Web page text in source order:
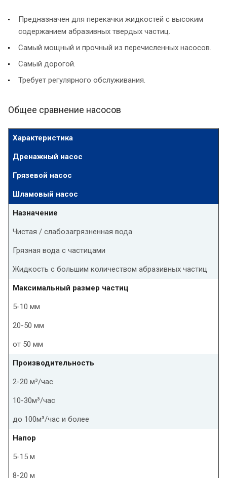
Предназначен для перекачки жидкостей с высоким
содержанием абразивных твердых частиц.
Самый мощный и прочный из перечисленных насосов.
Самый дорогой.
Требует регулярного обслуживания.
Общее сравнение насосов
Характеристика
Дренажный насос
Грязевой насос
Шламовый насос
Назначение
Чистая / слабозагрязненная вода
Грязная вода с частицами
Жидкость с большим количеством абразивных частиц
Максимальный размер частиц
5-10 мм
20-50 мм
от 50 мм
Производительность
2-20 м³/час
10-30м³/час
до 100м³/час и более
Напор
5-15 м
8-20 м